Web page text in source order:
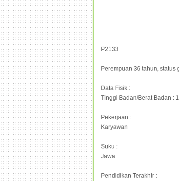
P2133
Perempuan 36 tahun, status
Data Fisik :
Tinggi Badan/Berat Badan :
Pekerjaan :
Karyawan
Suku :
Jawa
Pendidikan Terakhir :